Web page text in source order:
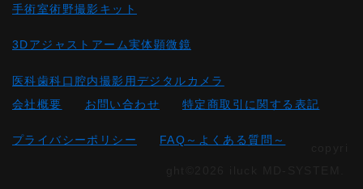
手術室術野撮影キット
3Dアジャストアーム実体顕微鏡
医科歯科口腔内撮影用デジタルカメラ
会社概要
お問い合わせ 特定商取引に関する表記
プライバシーポリシー FAQ～よくある質問～